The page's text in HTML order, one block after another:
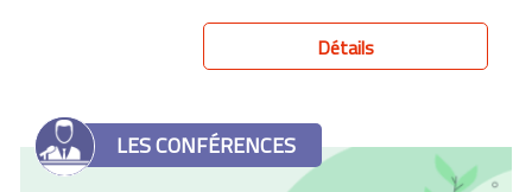
Détails
LES CONFÉRENCES